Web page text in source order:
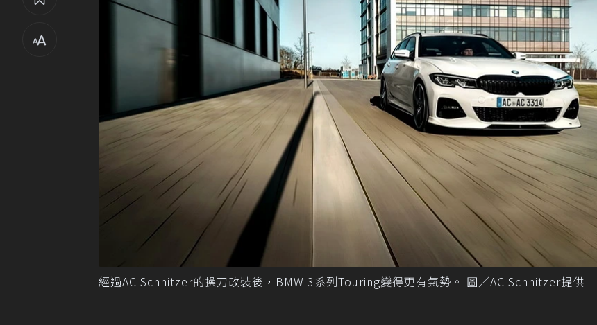
經過AC Schnitzer的操刀改裝後，BMW 3系列Touring變得更有氣勢。 圖／AC Schnitzer提供